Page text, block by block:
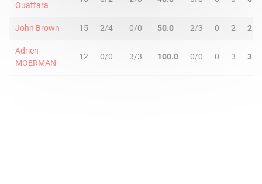
Ouattara
John Brown 15 2/4 0/0 50.0 2/3 0 2 2
Adrien
MOERMAN
12 0/0 3/3 100.0 0/0 0 3 3